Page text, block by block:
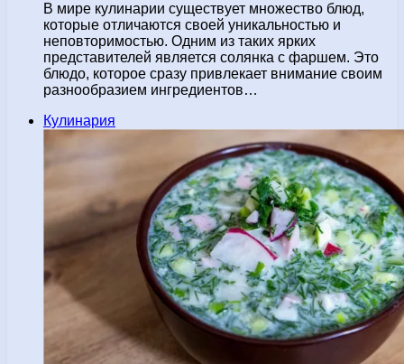
В мире кулинарии существует множество блюд,
которые отличаются своей уникальностью и
неповторимостью. Одним из таких ярких
представителей является солянка с фаршем. Это
блюдо, которое сразу привлекает внимание своим
разнообразием ингредиентов…
Кулинария